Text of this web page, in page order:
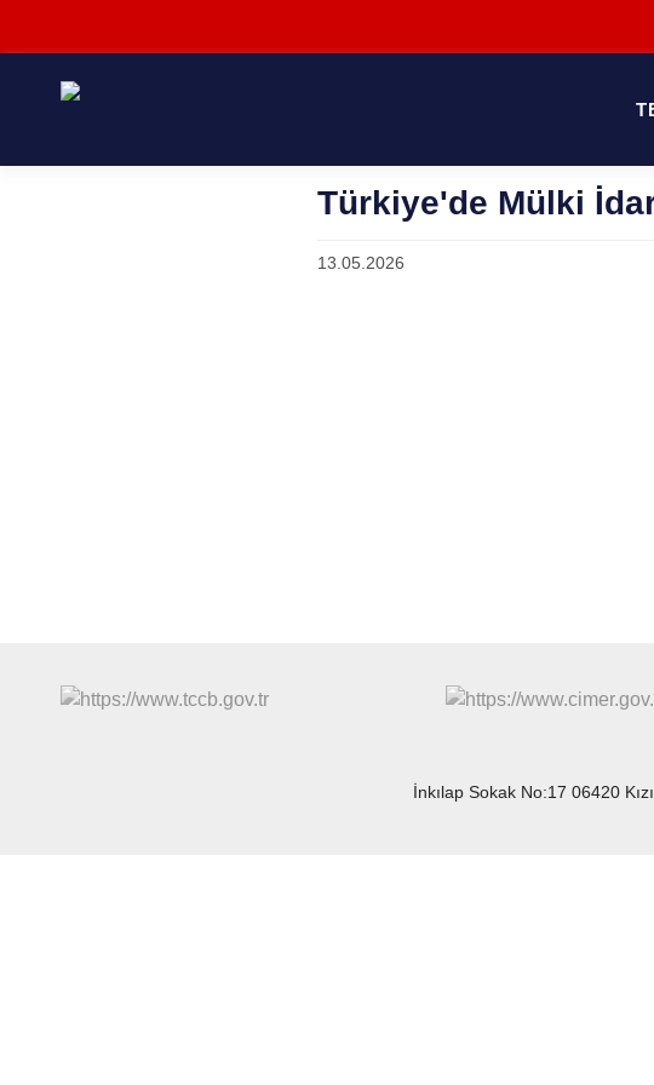
Türkiye'de Mülki
13.05.2026
İnkılap Sokak No:17 06420